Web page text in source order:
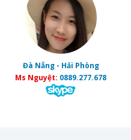
Đà Nẵng - Hải Phòng
Ms Nguyệt: 0889.277.678